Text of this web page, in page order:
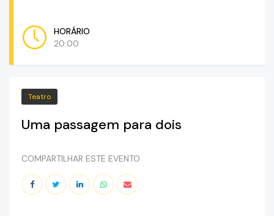
HORÁRIO
20:00
Teatro
Uma passagem para dois
COMPARTILHAR ESTE EVENTO